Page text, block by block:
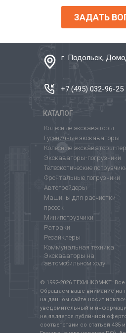
ЗАДАТЬ
© 1992-2026 ТЕХИНКОМ-КТ.
Обращаем ваше внимание на
на данном сайте носит
уведомительный и
не является публичной
соответствии со статьей 435
г. Подольск,
КАТАЛОГ
+7 (495) 032-96-25
Колесные экскаваторы
Гусеничные экскаваторы
Колесные экскаваторы-
Экскаваторы-погрузчики
Телескопические
Фронтальные погрузчики
Автогрейдеры
Машины для расчистки
просек
Минипогрузчики
Ратраки
Ресайклеры
Коммунальная техника
Экскаваторы на
автомобильном ходу